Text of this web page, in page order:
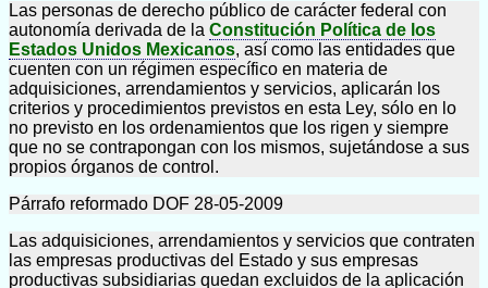
Las personas de derecho público de carácter federal con
autonomía derivada de la Constitución Política de los
Estados Unidos Mexicanos, así como las entidades que
cuenten con un régimen específico en materia de
adquisiciones, arrendamientos y servicios, aplicarán los
criterios y procedimientos previstos en esta Ley, sólo en lo
no previsto en los ordenamientos que los rigen y siempre
que no se contrapongan con los mismos, sujetándose a sus
propios órganos de control.
Párrafo reformado DOF 28-05-2009
Las adquisiciones, arrendamientos y servicios que contraten
las empresas productivas del Estado y sus empresas
productivas subsidiarias quedan excluidos de la aplicación